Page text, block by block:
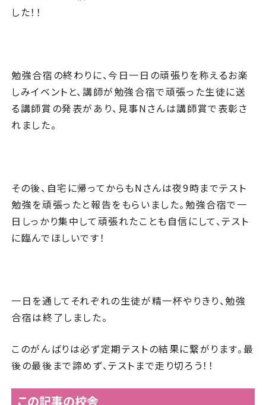
した！！
勉強合宿の終わりに、今日一日の頑張りを称えるお楽
しみイベントと、講師が勉強合宿で頑張った生徒に送
る講師賞の発表があり、見事Nさんは講師賞で表彰さ
れました。
その後、自宅に帰ってからもNさんは夜9時までテスト
勉強を頑張ったと報告をもらいました。勉強合宿で一
日しっかり集中して頑張れたことも自信にして、テスト
に臨んでほしいです！
一日を通してそれぞれの生徒が精一杯やりきり、勉強
合宿は終了しました。
このがんばりは必ず定期テストの結果に繋がります。最
後の最後まで諦めず、テストまで走り切ろう！！
この記事の校舎